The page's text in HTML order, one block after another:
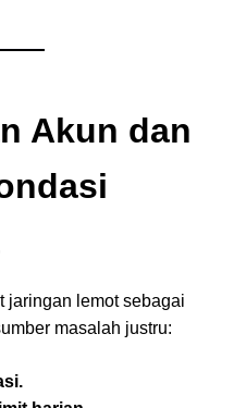
Akun dan
jaringan lemot sebagai
masalah justru: